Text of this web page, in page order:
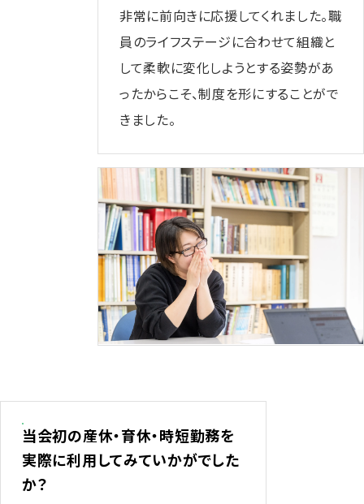
非常に前向きに応援してくれました。職
員のライフステージに合わせて組織と
して柔軟に変化しようとする姿勢があ
ったからこそ、制度を形にすることがで
きました。
当会初の産休・育休・時短勤務を
実際に利用してみていかがでした
か？